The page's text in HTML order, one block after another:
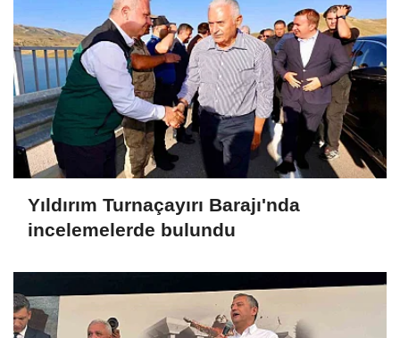
Yıldırım Turnaçayırı Barajı'nda
incelemelerde bulundu